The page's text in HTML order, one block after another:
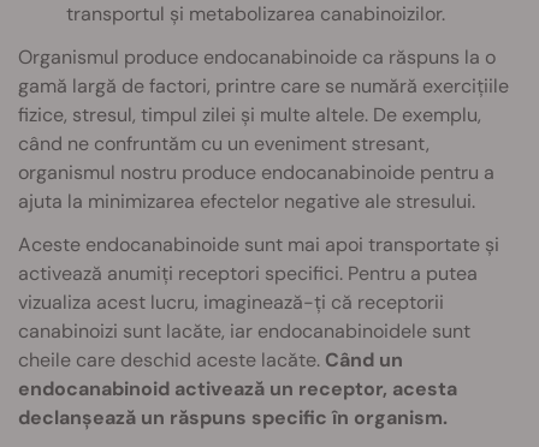
transportul și metabolizarea canabinoizilor.
Organismul produce endocanabinoide ca răspuns la o
gamă largă de factori, printre care se numără exercițiile
fizice, stresul, timpul zilei și multe altele. De exemplu,
când ne confruntăm cu un eveniment stresant,
organismul nostru produce endocanabinoide pentru a
ajuta la minimizarea efectelor negative ale stresului.
Aceste endocanabinoide sunt mai apoi transportate și
activează anumiți receptori specifici. Pentru a putea
vizualiza acest lucru, imaginează-ți că receptorii
canabinoizi sunt lacăte, iar endocanabinoidele sunt
cheile care deschid aceste lacăte. Când un
endocanabinoid activează un receptor, acesta
declanșează un răspuns specific în organism.